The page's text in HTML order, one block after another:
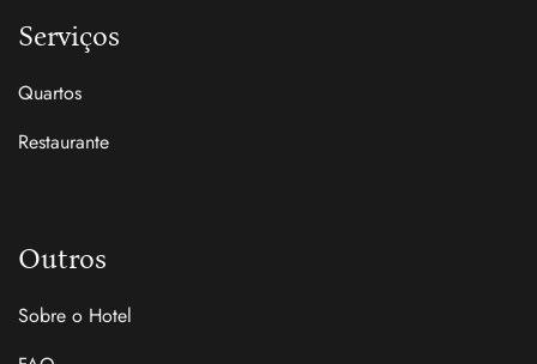
Serviços
Quartos
Restaurante
Outros
Sobre o Hotel